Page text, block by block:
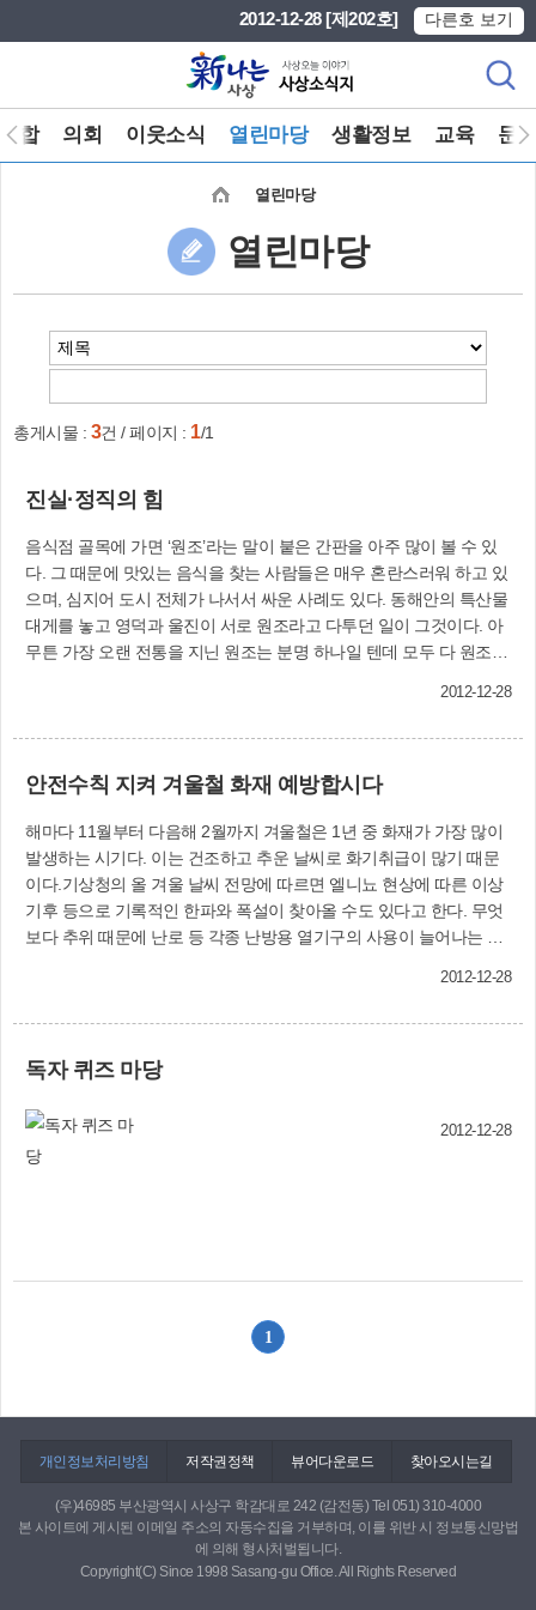
2012-12-28 [제202호] 다른호 보기
종합 의회 이웃소식 열린마당 생활정보 교육 문화
열린마당
열린마당
총게시물 : 3건 / 페이지 : 1/1
진실·정직의 힘
음식점 골목에 가면 ‘원조’라는 말이 붙은 간판을 아주 많이 볼 수 있
다. 그 때문에 맛있는 음식을 찾는 사람들은 매우 혼란스러워 하고 있
으며, 심지어 도시 전체가 나서서 싸운 사례도 있다. 동해안의 특산물
대게를 놓고 영덕과 울진이 서로 원조라고 다투던 일이 그것이다. 아
무튼 가장 오랜 전통을 지닌 원조는 분명 하나일 텐데 모두 다 원조라
덕목들로부터 자유롭지 못한 것은 사실이며, 특히 ‘정직지수’는 세계
보는 우리 사회, 목적을 이루기 위해서는 없는 사실도 허위로 만들어
공격하는 네거티브 전략이 먹혀 들어가는 우리의 현실이 염려스럽다.
한때 온 나라를 충격의 도가니로 몰아넣었던 수많은 유명인들의 학력
위조 파문은 실로 우리 사회가 얼마나 정직하지 못한지를 만천하에
고백하는 사건이기도 했다. 어른들의 이런 부끄러운 행동은 누가 배
울까? 당연히 청소년들이다. 일전에 투명사회운동본부가 전국 고교
점으로 조사됐다. 특히 우리나라 고교생 10명 중 7명은 인터넷에서
인데 실제로 인터넷에서 베꼈으면서 그렇지 않다고 말한 것까지 합하
습인 진실과 정직이 부족한 폐단을 고치는 길이 ‘무실역행’(務實力行)
이라 했다. ‘참되고 실속 있게 살도록 힘써 일 하라’는 가르침을 다시
2012-12-28
안전수칙 지켜 겨울철 화재 예방합시다
해마다 11월부터 다음해 2월까지 겨울철은 1년 중 화재가 가장 많이
발생하는 시기다. 이는 건조하고 추운 날씨로 화기취급이 많기 때문
이다.기상청의 올 겨울 날씨 전망에 따르면 엘니뇨 현상에 따른 이상
기후 등으로 기록적인 한파와 폭설이 찾아올 수도 있다고 한다. 무엇
보다 추위 때문에 난로 등 각종 난방용 열기구의 사용이 늘어나는 겨
부터 안전지대인가? 라고 묻는다면 “예”라고 자신 있게 말할 수 있는
한다’는 신념으로 가정에서 발생하는 화재에 대비하여 기본안전수칙
을 준수하길 당부 드린다. ○ 소화기는 눈에 잘 띄는 곳에 두고, 반드
주의)○ 가스를 사용한 후에는 가스밸브와 중간밸브를 잠그고 수시로
을 통해 수시로 확인○ 문어발식 전기콘센트 사용금지○ 내 가족 내 이
웃을 위해 ‘소방차 길터주기’ 생활화하기 방 광 수(감전119안전센터
2012-12-28
독자 퀴즈 마당
2012-12-28
1
개인정보처리방침 저작권정책 뷰어다운로드 찾아오시는길
(우)46985 부산광역시 사상구 학감대로 242 (감전동) Tel 051) 310-4000
본 사이트에 게시된 이메일 주소의 자동수집을 거부하며, 이를 위반 시 정보통신망법
에 의해 형사처벌됩니다.
Copyright(C) Since 1998 Sasang-gu Office. All Rights Reserved